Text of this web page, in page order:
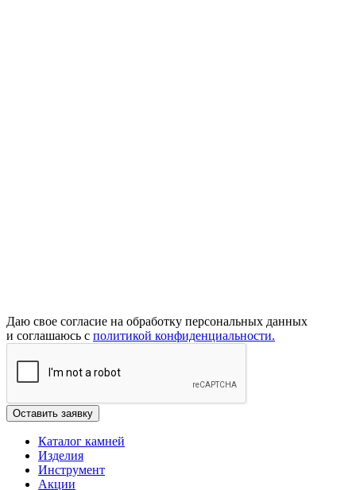
Даю свое согласие на обработку персональных данных
и соглашаюсь с политикой конфиденциальности.
Каталог камней
Изделия
Инструмент
Акции